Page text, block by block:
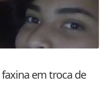
em troca de